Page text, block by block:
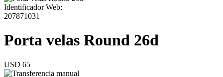
Identificador Web:
207871031
Porta velas Round 26d
USD 65